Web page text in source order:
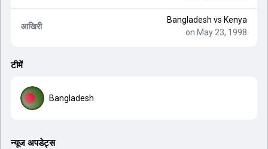
आखिरी
Bangladesh vs Kenya
on May 23, 1998
टीमें
Bangladesh
न्यूज अपडेट्स